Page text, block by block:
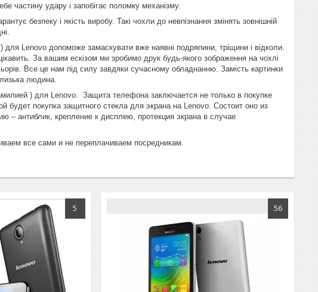
частину удару і запобігає поломку механізму.
безпеку і якість виробу. Такі чохли до невпізнання змінять зовнішній
Lenovo допоможе замаскувати вже наявні подряпини, тріщини і відколи.
За вашим ескізом ми зробимо друк будь-якого зображення на чохлі
Все це нам під силу завдяки сучасному обладнанню. Замість картинки
людина.
) для Lenovo. Защита телефона заключается не только в покупке
покупка защитного стекла для экрана на Lenovo. Состоит оно из
– антиблик, крепление к дисплею, протекция экрана в случае
все сами и не переплачиваем посредникам.
5 56